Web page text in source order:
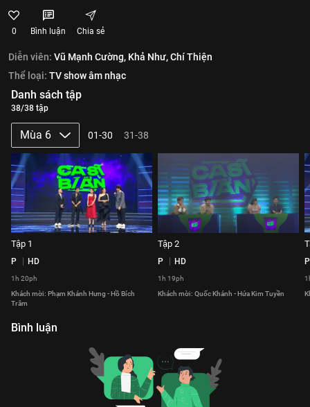
0 Bình luận Chia sẻ
Diễn viên: Vũ Mạnh Cường, Khả Như,Chí Thiện
Thể loại: TV show âm nhạc
Danh sách tập
38/38 tập
Mùa 6 01-30 31-38
Tập 1
P HD
1h 20ph
Khách mời: Phạm Khánh Hưng - Hồ Bích
Trâm
Tập 2
P HD
1h 19ph
Khách mời: Quốc Khánh - Hứa Kim Tuyền
P
Bình luận